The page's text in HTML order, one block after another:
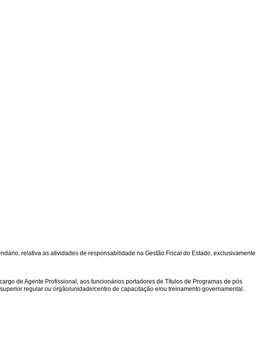
relativa as atividades de responsabilidade na Gestão Fiscal do Estado, exclusivamente
de Agente Profissional, aos funcionários portadores de Títulos de Programas de pós
regular ou órgão/unidade/centro de capacitação e/ou treinamento governamental.